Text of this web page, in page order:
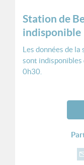
Station de
indisponible
Les données de
sont
0h30.